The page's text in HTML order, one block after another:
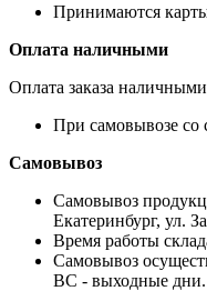
Принимаются
Оплата наличными
Оплата заказа
При самовывозе со
Самовывоз
Самовывоз
Екатеринбург, ул.
Время работы
Самовывоз
ВС - выходные дни.